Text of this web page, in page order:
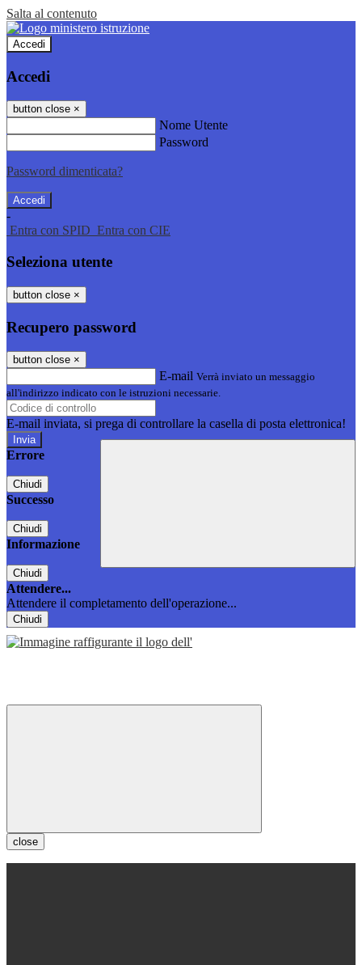
Salta al contenuto
Accedi
Accedi
button close ×
Nome Utente
Password
Password dimenticata?
-
Entra con SPID Entra con CIE
Seleziona utente
button close ×
Recupero password
button close ×
E-mail Verrà inviato un messaggio
all'indirizzo indicato con le istruzioni necessarie.
E-mail inviata, si prega di controllare la casella di posta elettronica!
Errore
Chiudi
Successo
Chiudi
Informazione
Chiudi
Attendere...
Attendere il completamento dell'operazione...
Chiudi
close